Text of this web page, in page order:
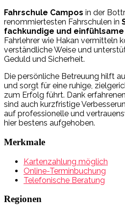
Fahrschule Campos in der
renommiertesten Fahrschulen in
fachkundige und
Fahrlehrer wie Hakan vermitteln
verständliche Weise und
Geduld und Sicherheit.
Die persönliche Betreuung hilft
und sorgt für eine ruhige,
zum Erfolg führt. Dank
sind auch kurzfristige
auf professionelle und
hier bestens aufgehoben.
Merkmale
Kartenzahlung möglich
Online-Terminbuchung
Telefonische Beratung
Regionen